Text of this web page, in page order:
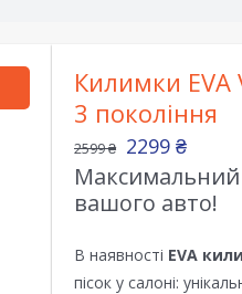
Килимки EVA
3 покоління
2599₴ 2299 ₴
Максимальний
вашого авто!
В наявності EVA
пісок у салоні: